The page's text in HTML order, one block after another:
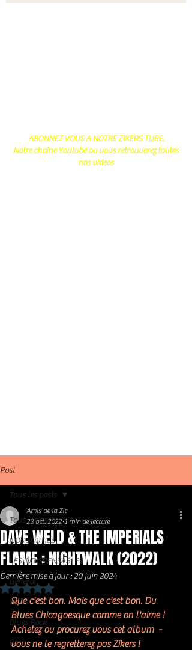
ABONNEZ VOUS A NOTRE ZIKERS TUBE.
Notre chaine Youtube ou vous retrouverez toutes
nos videos
Post
Tous les posts
NOS SORTIES
LES INDISPENSABLES
Général
Blues
Blues Rock
Rock
Tous les posts
DAVE WELD & THE IMPERIALS
FLAME : NIGHTWALK (2022)
Amis de la Zic
23 oct. 2022 1 min de lecture
Dernière mise à jour :20 juin 2024
Noté NaN étoiles sur 5.
Que c'est bon. Mais que c'est bon. Du
Blues Chicagoesque comme on l'aime !
Achetez ou procurez vous cet album  -
vous ne le regretterez pas Zikers !